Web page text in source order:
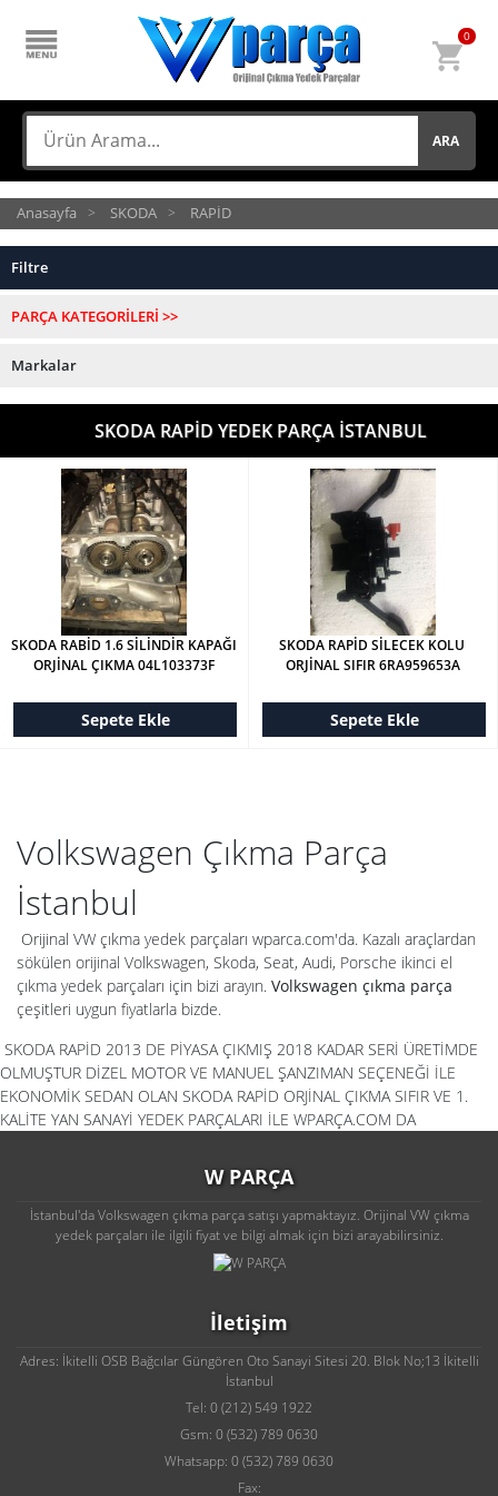
0
ARA
Anasayfa SKODA RAPİD
Filtre
PARÇA KATEGORİLERİ >>
Markalar
SKODA RAPİD YEDEK PARÇA İSTANBUL
SKODA RABİD 1.6 SİLİNDİR KAPAĞI
ORJİNAL ÇIKMA 04L103373F
Sepete Ekle
SKODA RAPİD SİLECEK KOLU
ORJİNAL SIFIR 6RA959653A
Sepete Ekle
Volkswagen Çıkma Parça
İstanbul
Orijinal VW çıkma yedek parçaları wparca.com'da. Kazalı araçlardan
sökülen orijinal Volkswagen, Skoda, Seat, Audi, Porsche ikinci el
çıkma yedek parçaları için bizi arayın. Volkswagen çıkma parça
çeşitleri uygun fiyatlarla bizde.
SKODA RAPİD 2013 DE PİYASA ÇIKMIŞ 2018 KADAR SERİ ÜRETİMDE
OLMUŞTUR DİZEL MOTOR VE MANUEL ŞANZIMAN SEÇENEĞİ İLE
EKONOMİK SEDAN OLAN SKODA RAPİD ORJİNAL ÇIKMA SIFIR VE 1.
KALİTE YAN SANAYİ YEDEK PARÇALARI İLE WPARÇA.COM DA
W PARÇA
İstanbul'da Volkswagen çıkma parça satışı yapmaktayız. Orijinal VW çıkma
yedek parçaları ile ilgili fiyat ve bilgi almak için bizi arayabilirsiniz.
İletişim
Adres: İkitelli OSB Bağcılar Güngören Oto Sanayi Sitesi 20. Blok No;13 İkitelli
İstanbul
Tel: 0 (212) 549 1922
Gsm: 0 (532) 789 0630
Whatsapp: 0 (532) 789 0630
Fax: